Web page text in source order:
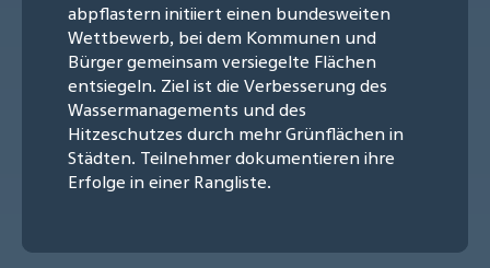
abpflastern initiiert einen bundesweiten
Wettbewerb, bei dem Kommunen und
Bürger gemeinsam versiegelte Flächen
entsiegeln. Ziel ist die Verbesserung des
Wassermanagements und des
Hitzeschutzes durch mehr Grünflächen in
Städten. Teilnehmer dokumentieren ihre
Erfolge in einer Rangliste.